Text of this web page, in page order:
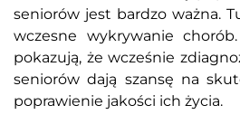
seniorów jest bardzo ważna.
wczesne wykrywanie
pokazują, że wcześnie
seniorów dają szansę na
poprawienie jakości ich życia.